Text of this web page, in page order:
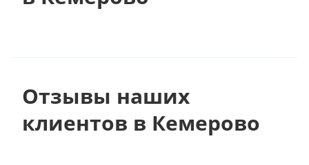
Отзывы наших
клиентов в Кемерово